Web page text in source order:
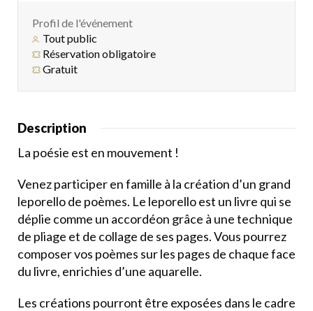
Profil de l'événement
Tout public
Réservation obligatoire
Gratuit
Description
La poésie est en mouvement !
Venez participer en famille à la création d’un grand
leporello de poèmes. Le leporello est un livre qui se
déplie comme un accordéon grâce à une technique
de pliage et de collage de ses pages. Vous pourrez
composer vos poèmes sur les pages de chaque face
du livre, enrichies d’une aquarelle.
Les créations pourront être exposées dans le cadre